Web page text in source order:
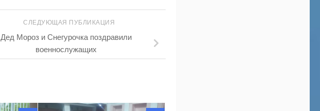
СЛЕДУЮЩАЯ ПУБЛИКАЦИЯ
Дед Мороз и Снегурочка поздравили
военнослужащих